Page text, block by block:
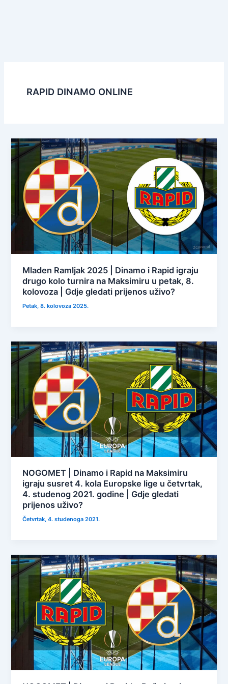
RAPID DINAMO ONLINE
Mladen Ramljak 2025 | Dinamo i Rapid igraju
drugo kolo turnira na Maksimiru u petak, 8.
kolovoza | Gdje gledati prijenos uživo?
Petak, 8. kolovoza 2025.
NOGOMET | Dinamo i Rapid na Maksimiru
igraju susret 4. kola Europske lige u četvrtak,
4. studenog 2021. godine | Gdje gledati
prijenos uživo?
Četvrtak, 4. studenoga 2021.